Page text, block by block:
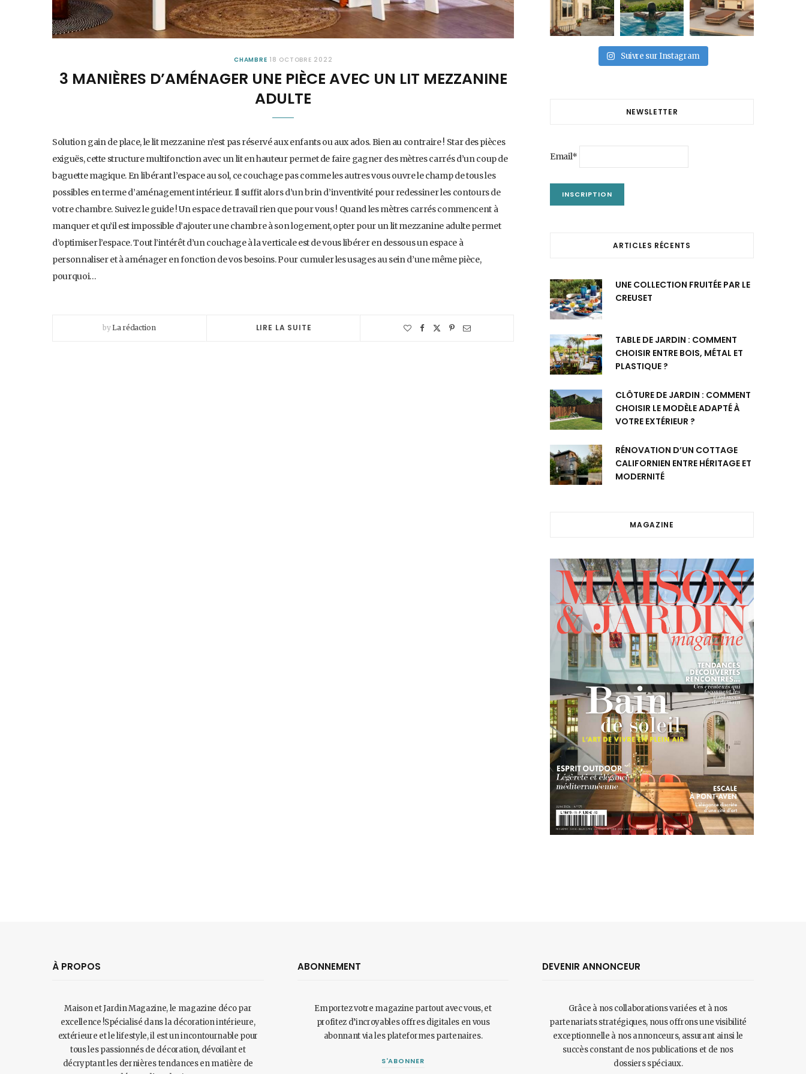
CHAMBRE 18 OCTOBRE 2022
3 MANIÈRES D’AMÉNAGER UNE PIÈCE AVEC UN LIT MEZZANINE
ADULTE
Solution gain de place, le lit mezzanine n’est pas réservé aux enfants ou aux ados. Bien au contraire ! Star des pièces
exiguës, cette structure multifonction avec un lit en hauteur permet de faire gagner des mètres carrés d’un coup de
baguette magique. En libérant l’espace au sol, ce couchage pas comme les autres vous ouvre le champ de tous les
possibles en terme d’aménagement intérieur. Il suffit alors d’un brin d’inventivité pour redessiner les contours de
votre chambre. Suivez le guide ! Un espace de travail rien que pour vous ! Quand les mètres carrés commencent à
manquer et qu’il est impossible d’ajouter une chambre à son logement, opter pour un lit mezzanine adulte permet
d’optimiser l’espace. Tout l’intérêt d’un couchage à la verticale est de vous libérer en dessous un espace à
personnaliser et à aménager en fonction de vos besoins. Pour cumuler les usages au sein d’une même pièce,
pourquoi…
byLa rédaction LIRE LA SUITE
Suivre sur Instagram
NEWSLETTER
Email*
ARTICLES RÉCENTS
UNE COLLECTION FRUITÉE PAR LE
CREUSET
TABLE DE JARDIN : COMMENT
CHOISIR ENTRE BOIS, MÉTAL ET
PLASTIQUE ?
CLÔTURE DE JARDIN : COMMENT
CHOISIR LE MODÈLE ADAPTÉ À
VOTRE EXTÉRIEUR ?
RÉNOVATION D’UN COTTAGE
CALIFORNIEN ENTRE HÉRITAGE ET
MODERNITÉ
MAGAZINE
À PROPOS
Maison et Jardin Magazine, le magazine déco par
excellence !Spécialisé dans la décoration intérieure,
extérieure et le lifestyle, il est un incontournable pour
tous les passionnés de décoration, dévoilant et
décryptant les dernières tendances en matière de
ABONNEMENT
Emportez votre magazine partout avec vous, et
profitez d’incroyables offres digitales en vous
abonnant via les plateformes partenaires.
S'ABONNER
DEVENIR ANNONCEUR
Grâce à nos collaborations variées et à nos
partenariats stratégiques, nous offrons une visibilité
exceptionnelle à nos annonceurs, assurant ainsi le
succès constant de nos publications et de nos
dossiers spéciaux.